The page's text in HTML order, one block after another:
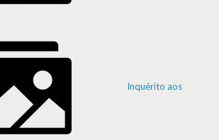
Inquérito aos